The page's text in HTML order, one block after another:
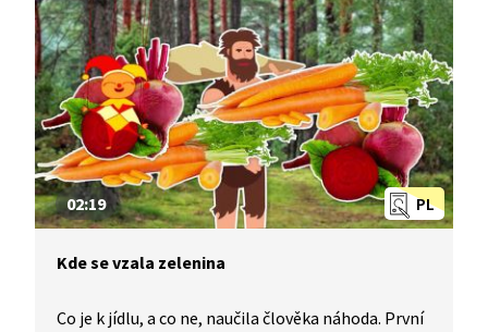
PL
02:19
Kde se vzala zelenina
Co je k jídlu, a co ne, naučila člověka náhoda. První